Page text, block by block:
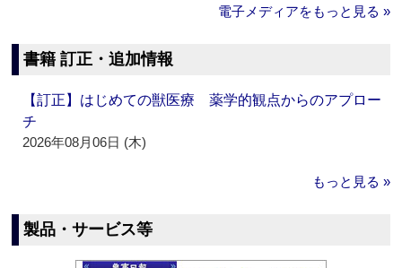
電子メディアをもっと見る »
書籍 訂正・追加情報
【訂正】はじめての獣医療 薬学的観点からのアプロー
チ
2026年08月06日 (木)
もっと見る »
製品・サービス等